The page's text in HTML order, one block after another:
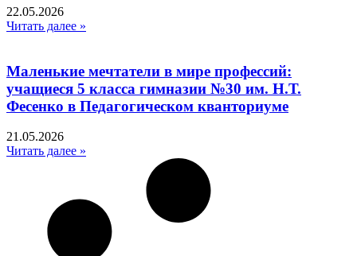
22.05.2026
Читать далее »
Маленькие мечтатели в мире профессий:
учащиеся 5 класса гимназии №30 им. Н.Т.
Фесенко в Педагогическом кванториуме
21.05.2026
Читать далее »